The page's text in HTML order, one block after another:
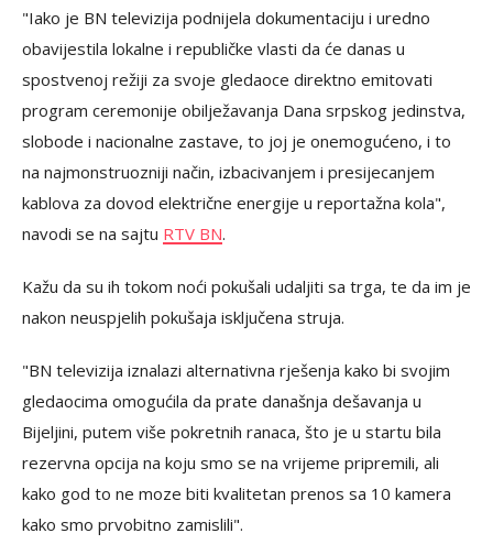
"Iako je BN televizija podnijela dokumentaciju i uredno
obavijestila lokalne i republičke vlasti da će danas u
spostvenoj režiji za svoje gledaoce direktno emitovati
program ceremonije obilježavanja Dana srpskog jedinstva,
slobode i nacionalne zastave, to joj je onemogućeno, i to
na najmonstruozniji način, izbacivanjem i presijecanjem
kablova za dovod električne energije u reportažna kola",
navodi se na sajtu RTV BN.
Kažu da su ih tokom noći pokušali udaljiti sa trga, te da im je
nakon neuspjelih pokušaja isključena struja.
"BN televizija iznalazi alternativna rješenja kako bi svojim
gledaocima omogućila da prate današnja dešavanja u
Bijeljini, putem više pokretnih ranaca, što je u startu bila
rezervna opcija na koju smo se na vrijeme pripremili, ali
kako god to ne moze biti kvalitetan prenos sa 10 kamera
kako smo prvobitno zamislili".